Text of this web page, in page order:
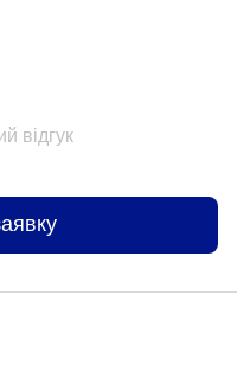
відгук